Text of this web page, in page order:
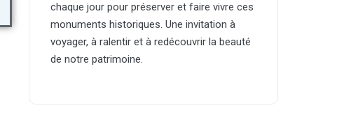
chaque jour pour préserver et faire vivre ces
monuments historiques. Une invitation à
voyager, à ralentir et à redécouvrir la beauté
de notre patrimoine.